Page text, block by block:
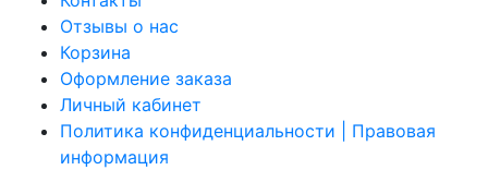
Отзывы о нас
Корзина
Оформление заказа
Личный кабинет
Политика конфиденциальности | Правовая
информация